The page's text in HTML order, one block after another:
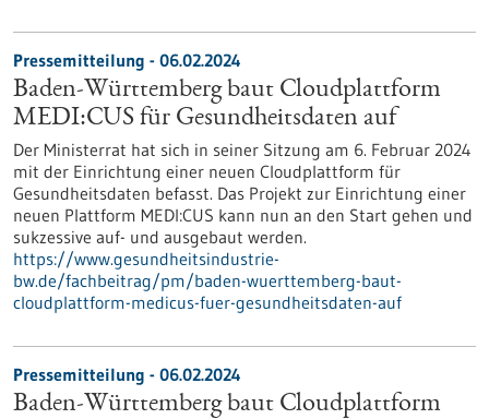
Pressemitteilung - 06.02.2024
Baden-Württemberg baut Cloudplattform
MEDI:CUS für Gesundheitsdaten auf
Der Ministerrat hat sich in seiner Sitzung am 6. Februar 2024
mit der Einrichtung einer neuen Cloudplattform für
Gesundheitsdaten befasst. Das Projekt zur Einrichtung einer
neuen Plattform MEDI:CUS kann nun an den Start gehen und
sukzessive auf- und ausgebaut werden.
https://www.gesundheitsindustrie-
bw.de/fachbeitrag/pm/baden-wuerttemberg-baut-
cloudplattform-medicus-fuer-gesundheitsdaten-auf
Pressemitteilung - 06.02.2024
Baden-Württemberg baut Cloudplattform